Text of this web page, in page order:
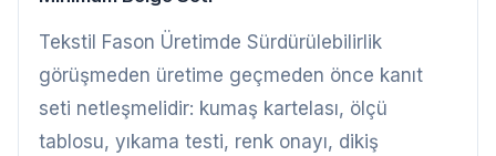
Tekstil Fason Üretimde Sürdürülebilirlik
görüşmeden üretime geçmeden önce kanıt
seti netleşmelidir: kumaş kartelası, ölçü
tablosu, yıkama testi, renk onayı, dikiş